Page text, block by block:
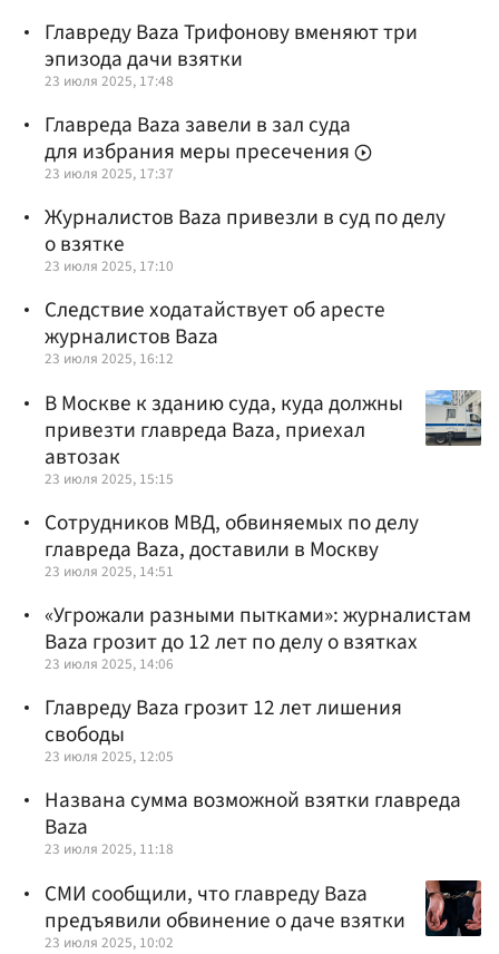
Главреду Baza Трифонову вменяют три
эпизода дачи взятки
23 июля 2025, 17:48
Главреда Baza завели в зал суда
для избрания меры пресечения
23 июля 2025, 17:37
Журналистов Baza привезли в суд по делу
о взятке
23 июля 2025, 17:10
Следствие ходатайствует об аресте
журналистов Bazа
23 июля 2025, 16:12
В Москве к зданию суда, куда должны
привезти главреда Baza, приехал
автозак
23 июля 2025, 15:15
Сотрудников МВД, обвиняемых по делу
главреда Baza, доставили в Москву
23 июля 2025, 14:51
«Угрожали разными пытками»: журналистам
Baza грозит до 12 лет по делу о взятках
23 июля 2025, 14:06
Главреду Baza грозит 12 лет лишения
свободы
23 июля 2025, 12:05
Названа сумма возможной взятки главреда
Baza
23 июля 2025, 11:18
СМИ сообщили, что главреду Baza
предъявили обвинение о даче взятки
23 июля 2025, 10:02